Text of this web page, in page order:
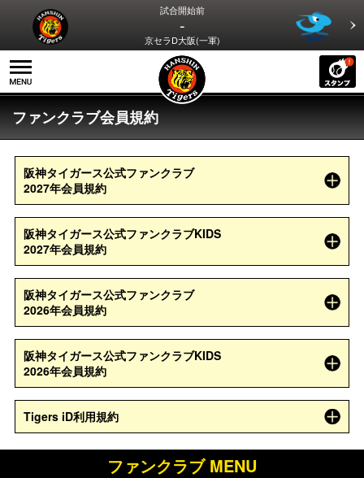
試合開始前
-
京セラD大阪(一軍)
ファンクラブ会員規約
阪神タイガース公式ファンクラブ
2027年会員規約
阪神タイガース公式ファンクラブKIDS
2027年会員規約
阪神タイガース公式ファンクラブ
2026年会員規約
阪神タイガース公式ファンクラブKIDS
2026年会員規約
Tigers iD利用規約
ファンクラブ MENU